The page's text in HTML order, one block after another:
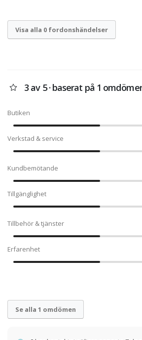
Visa alla 0 fordonshändelser
3 av 5 · baserat på 1
Butiken
Verkstad & service
Kundbemötande
Tillgänglighet
Tillbehör & tjänster
Erfarenhet
Se alla 1 omdömen